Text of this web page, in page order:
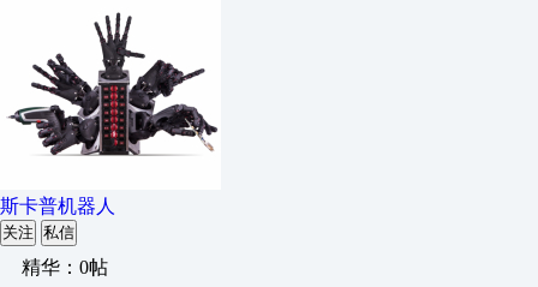
斯卡普机器人
关注 私信
精华：0帖